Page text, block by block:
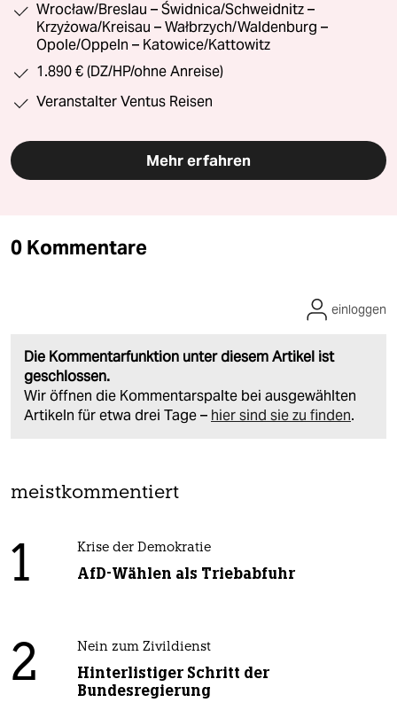
Wrocław/Breslau – Świdnica/Schweidnitz –
Krzyżowa/Kreisau – Wałbrzych/Waldenburg –
Opole/Oppeln – Katowice/Kattowitz
1.890 € (DZ/HP/ohne Anreise)
Veranstalter Ventus Reisen
Mehr erfahren
0 Kommentare
Die Kommentarfunktion unter diesem Artikel ist
geschlossen.
Wir öffnen die Kommentarspalte bei ausgewählten
Artikeln für etwa drei Tage – hier sind sie zu finden.
einloggen
meistkommentiert
1 Krise der Demokratie
AfD-Wählen als Triebabfuhr
2 Nein zum Zivildienst
Hinterlistiger Schritt der
Bundesregierung